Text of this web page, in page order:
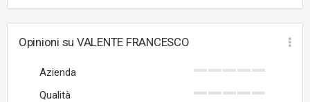
Opinioni su VALENTE FRANCESCO
Azienda
Qualità